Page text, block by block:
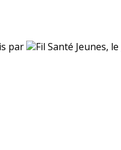
par Fil Santé Jeunes, le